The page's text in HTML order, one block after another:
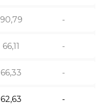
90,79 -
66,11 -
66,33 -
62,63 -